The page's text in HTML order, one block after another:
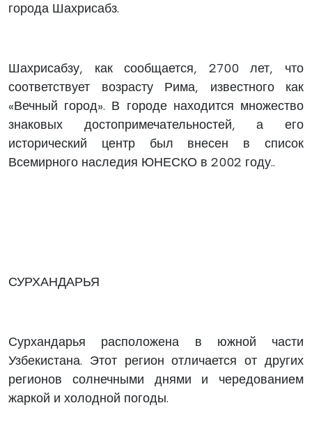
города Шахрисабз.
Шахрисабзу, как сообщается, 2700 лет, что
соответствует возрасту Рима, известного как
«Вечный город». В городе находится множество
знаковых достопримечательностей, а его
исторический центр был внесен в список
Всемирного наследия ЮНЕСКО в 2002 году..
СУРХАНДАРЬЯ
Сурхандарья расположена в южной части
Узбекистана. Этот регион отличается от других
регионов солнечными днями и чередованием
жаркой и холодной погоды.